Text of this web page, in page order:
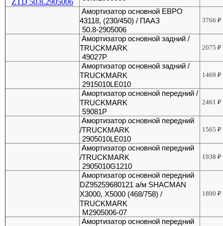
Амортизатор основной ЕВРО
43118, (230/450) / ПААЗ
50.8-2905006
3766₽
Амортизатор основной задний /
TRUCKMARK
49027P
2075₽
Амортизатор основной задний /
TRUCKMARK
2915010LE010
1469₽
Амортизатор основной передний /
TRUCKMARK
59081P
2461₽
Амортизатор основной передний
/TRUCKMARK
2905010LE010
1565₽
Амортизатор основной передний
/TRUCKMARK
2905010G1210
1938₽
Амортизатор основной передний
DZ95259680121 а/м SHACMAN
X3000, Х5000 (468/758) /
TRUCKMARK
M2905006-07
1890₽
Амортизатор основной передний